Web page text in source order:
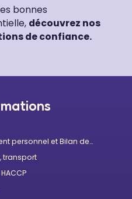
bonnes
découvrez nos
de confiance.
personnel et Bilan de
transport